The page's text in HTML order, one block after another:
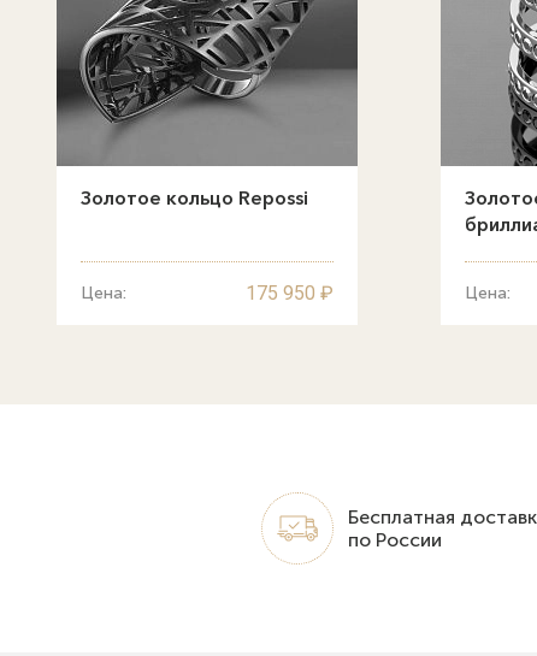
Золотое кольцо Repossi
Цена: 175 950 ₽ Цена:
Бесплатная
по России